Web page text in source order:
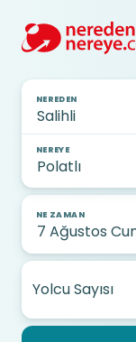
NEREDEN
NEREYE
NE ZAMAN
Yolcu Sayısı